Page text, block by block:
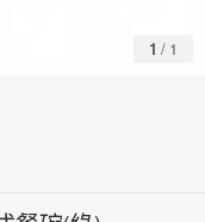
1 / 1